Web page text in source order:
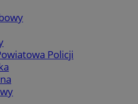
Policji